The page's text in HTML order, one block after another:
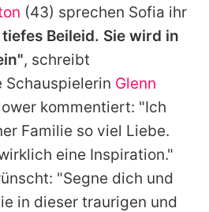
(43) sprechen Sofia ihr
Beileid. Sie wird in
, schreibt
Schauspielerin Glenn
kommentiert: "Ich
Familie so viel Liebe.
eine Inspiration."
"Segne dich und
in dieser traurigen und